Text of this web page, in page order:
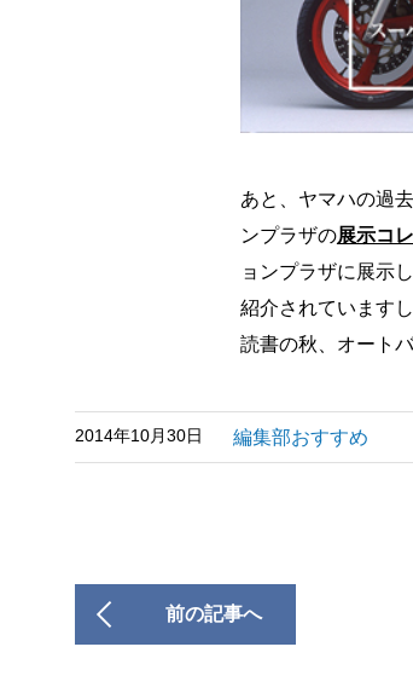
あと、ヤマハの過
ンプラザの展示コ
ョンプラザに展示
紹介されています
読書の秋、オート
2014年10月30日 編集部おすすめ
前の記事へ